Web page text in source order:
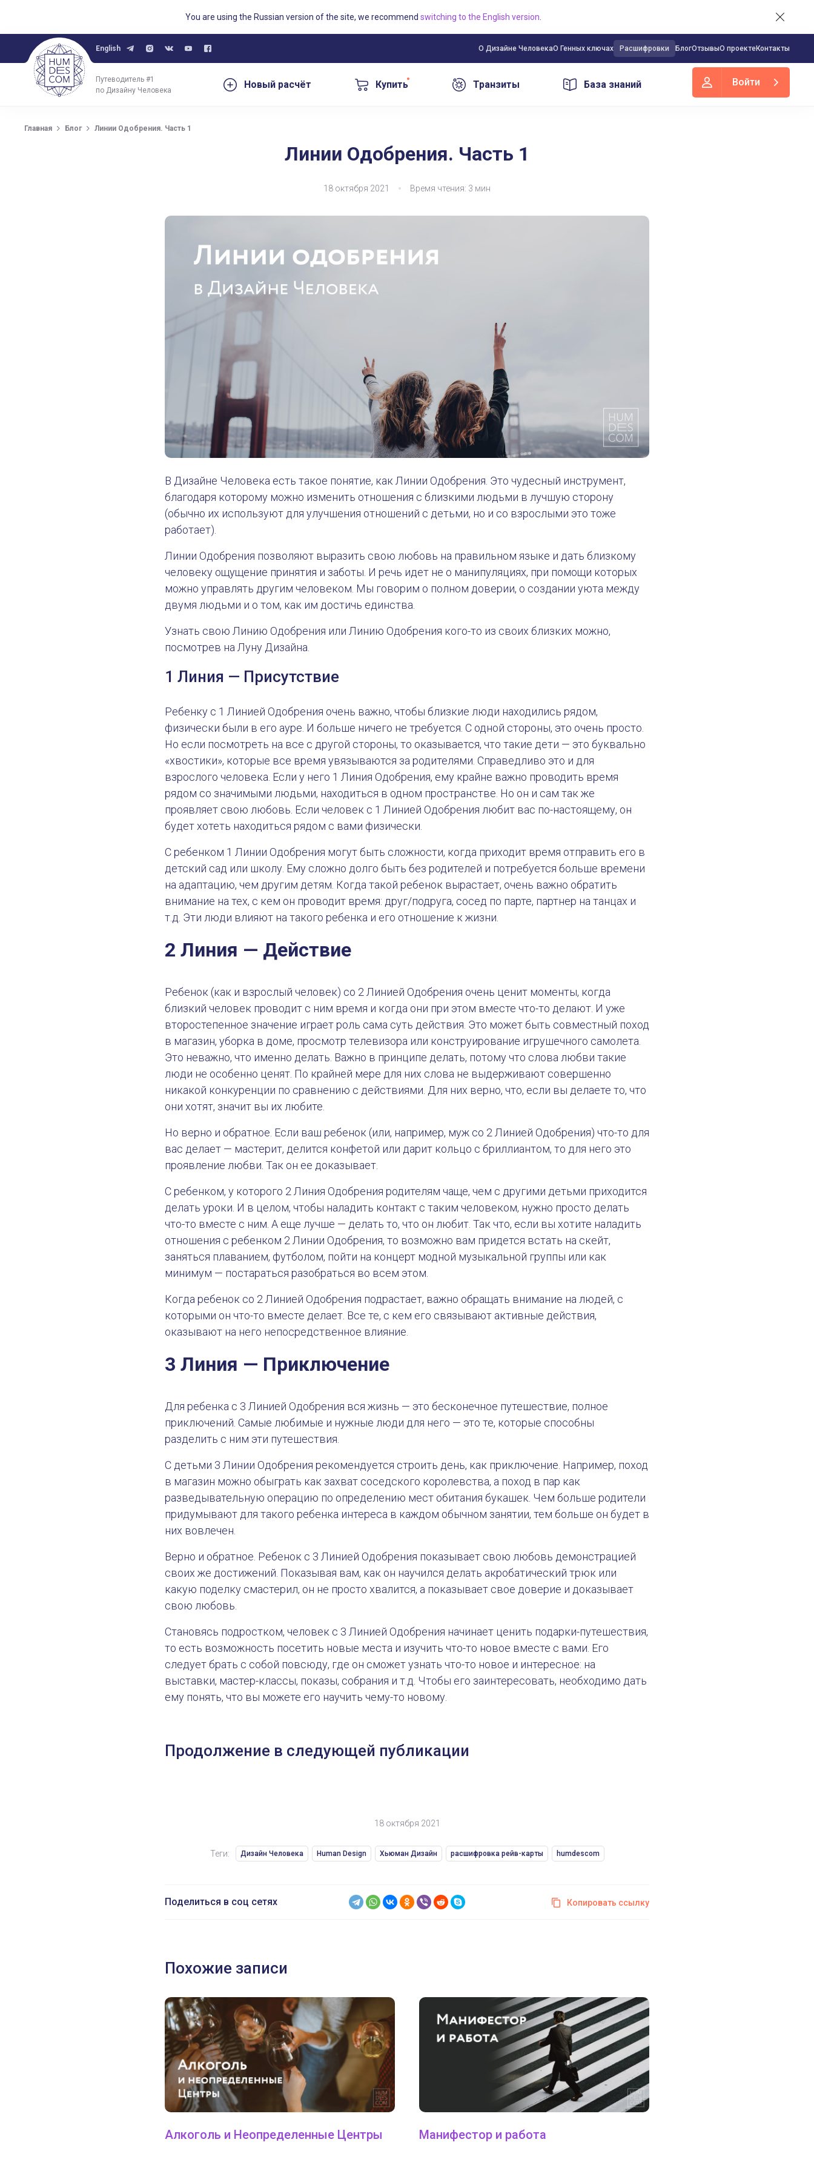
You are using the Russian version of the site, we recommend switching to the English version
English О Дизайне ЧеловекаО Генных ключах Расшифровки БлогОтзывыО проектеКонтакты
Путеводитель #1
по Дизайну Человека
Новый расчёт Купить Транзиты База знаний Войти
Главная Блог Линии Одобрения. Часть 1
Линии Одобрения. Часть 1 18 октября 2021
Линии Одобрения. Часть 1
18 октября 2021 Время чтения: 3 мин
В Дизайне Человека есть такое понятие, как Линии Одобрения. Это чудесный инструмент,
благодаря которому можно изменить отношения с близкими людьми в лучшую сторону
(обычно их используют для улучшения отношений с детьми, но и со взрослыми это тоже
работает).
Линии Одобрения позволяют выразить свою любовь на правильном языке и дать близкому
человеку ощущение принятия и заботы. И речь идет не о манипуляциях, при помощи которых
можно управлять другим человеком. Мы говорим о полном доверии, о создании уюта между
двумя людьми и о том, как им достичь единства.
Узнать свою Линию Одобрения или Линию Одобрения кого-то из своих близких можно,
посмотрев на Луну Дизайна.
1 Линия — Присутствие
Ребенку с 1 Линией Одобрения очень важно, чтобы близкие люди находились рядом,
физически были в его ауре. И больше ничего не требуется. С одной стороны, это очень просто.
Но если посмотреть на все с другой стороны, то оказывается, что такие дети — это буквально
«хвостики», которые все время увязываются за родителями. Справедливо это и для
взрослого человека. Если у него 1 Линия Одобрения, ему крайне важно проводить время
рядом со значимыми людьми, находиться в одном пространстве. Но он и сам так же
проявляет свою любовь. Если человек с 1 Линией Одобрения любит вас по-настоящему, он
будет хотеть находиться рядом с вами физически.
С ребенком 1 Линии Одобрения могут быть сложности, когда приходит время отправить его в
детский сад или школу. Ему сложно долго быть без родителей и потребуется больше времени
на адаптацию, чем другим детям. Когда такой ребенок вырастает, очень важно обратить
внимание на тех, с кем он проводит время: друг/подруга, сосед по парте, партнер на танцах и
т.д. Эти люди влияют на такого ребенка и его отношение к жизни.
2 Линия — Действие
Ребенок (как и взрослый человек) со 2 Линией Одобрения очень ценит моменты, когда
близкий человек проводит с ним время и когда они при этом вместе что-то делают. И уже
второстепенное значение играет роль сама суть действия. Это может быть совместный поход
в магазин, уборка в доме, просмотр телевизора или конструирование игрушечного самолета.
Это неважно, что именно делать. Важно в принципе делать, потому что слова любви такие
люди не особенно ценят. По крайней мере для них слова не выдерживают совершенно
никакой конкуренции по сравнению с действиями. Для них верно, что, если вы делаете то, что
они хотят, значит вы их любите.
Но верно и обратное. Если ваш ребенок (или, например, муж со 2 Линией Одобрения) что-то для
вас делает — мастерит, делится конфетой или дарит кольцо с бриллиантом, то для него это
проявление любви. Так он ее доказывает.
С ребенком, у которого 2 Линия Одобрения родителям чаще, чем с другими детьми приходится
делать уроки. И в целом, чтобы наладить контакт с таким человеком, нужно просто делать
что-то вместе с ним. А еще лучше — делать то, что он любит. Так что, если вы хотите наладить
отношения с ребенком 2 Линии Одобрения, то возможно вам придется встать на скейт,
заняться плаванием, футболом, пойти на концерт модной музыкальной группы или как
минимум — постараться разобраться во всем этом.
Когда ребенок со 2 Линией Одобрения подрастает, важно обращать внимание на людей, с
которыми он что-то вместе делает. Все те, с кем его связывают активные действия,
оказывают на него непосредственное влияние.
3 Линия — Приключение
Для ребенка с 3 Линией Одобрения вся жизнь — это бесконечное путешествие, полное
приключений. Самые любимые и нужные люди для него — это те, которые способны
разделить с ним эти путешествия.
С детьми 3 Линии Одобрения рекомендуется строить день, как приключение. Например, поход
в магазин можно обыграть как захват соседского королевства, а поход в пар как
разведывательную операцию по определению мест обитания букашек. Чем больше родители
придумывают для такого ребенка интереса в каждом обычном занятии, тем больше он будет в
них вовлечен.
Верно и обратное. Ребенок с 3 Линией Одобрения показывает свою любовь демонстрацией
своих же достижений. Показывая вам, как он научился делать акробатический трюк или
какую поделку смастерил, он не просто хвалится, а показывает свое доверие и доказывает
свою любовь.
Становясь подростком, человек с 3 Линией Одобрения начинает ценить подарки-путешествия,
то есть возможность посетить новые места и изучить что-то новое вместе с вами. Его
следует брать с собой повсюду, где он сможет узнать что-то новое и интересное: на
выставки, мастер-классы, показы, собрания и т.д. Чтобы его заинтересовать, необходимо дать
ему понять, что вы можете его научить чему-то новому.
Продолжение в следующей публикации
18 октября 2021
Теги: Дизайн Человека Human Design Хьюман Дизайн расшифровка рейв-карты humdescom
Поделиться в соц сетях Копировать ссылку
Похожие записи
Алкоголь и Неопределенные Центры Манифестор и работа